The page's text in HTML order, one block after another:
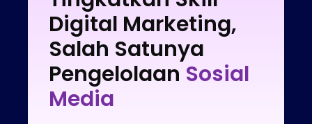
Digital Marketing,
Salah Satunya
Pengelolaan Sosial
Media